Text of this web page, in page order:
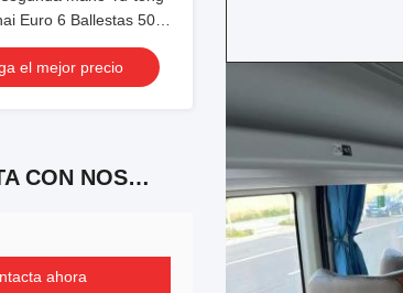
Euro 6 Ballestas 50
Año Transporte con
para Traslados o
el mejor precio
CONTACTA CON NOSOTROS
ahora